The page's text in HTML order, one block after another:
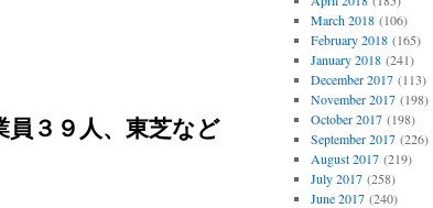
３９人、東芝など
March 2018(106)
February 2018(165)
January 2018(241)
December 2017(113)
November 2017(198)
October 2017(198)
September 2017(226)
August 2017(219)
July 2017(258)
June 2017(240)